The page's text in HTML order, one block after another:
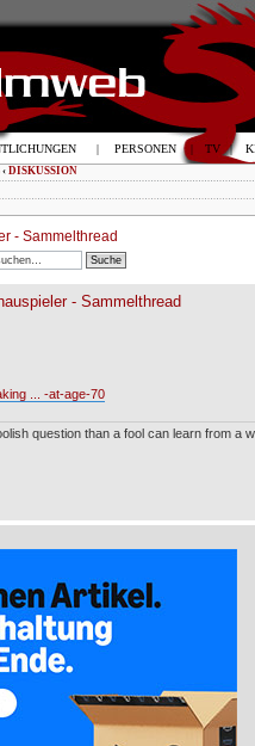
‹ DISKUSSION
- Sammelthread
- Sammelthread
... -at-age-70
question than a fool can learn from a
| PERSONEN | TV |